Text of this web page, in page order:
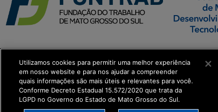
SETDIG | Secretaria-
Executiva de
Transformação Digital
get_footer();
Utilizamos cookies para permitir uma melhor experiência
em nosso website e para nos ajudar a compreender
quais informações são mais úteis e relevantes para você.
Conforme Decreto Estadual 15.572/2020 que trata da
LGPD no Governo do Estado de Mato Grosso do Sul.